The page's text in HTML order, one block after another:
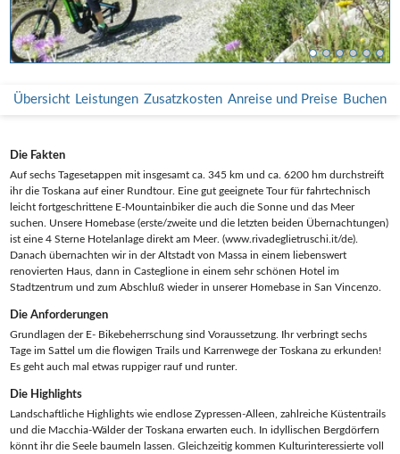
Übersicht Leistungen Zusatzkosten Anreise und Preise Buchen
Die Fakten
Auf sechs Tagesetappen mit insgesamt ca. 345 km und ca. 6200 hm durchstreift
ihr die Toskana auf einer Rundtour. Eine gut geeignete Tour für fahrtechnisch
leicht fortgeschrittene E-Mountainbiker die auch die Sonne und das Meer
suchen. Unsere Homebase (erste/zweite und die letzten beiden Übernachtungen)
ist eine 4 Sterne Hotelanlage direkt am Meer. (www.rivadeglietruschi.it/de).
Danach übernachten wir in der Altstadt von Massa in einem liebenswert
renovierten Haus, dann in Casteglione in einem sehr schönen Hotel im
Stadtzentrum und zum Abschluß wieder in unserer Homebase in San Vincenzo.
Die Anforderungen
Grundlagen der E- Bikebeherrschung sind Voraussetzung. Ihr verbringt sechs
Tage im Sattel um die flowigen Trails und Karrenwege der Toskana zu erkunden!
Es geht auch mal etwas ruppiger rauf und runter.
Die Highlights
Landschaftliche Highlights wie endlose Zypressen-Alleen, zahlreiche Küstentrails
und die Macchia-Wälder der Toskana erwarten euch. In idyllischen Bergdörfern
könnt ihr die Seele baumeln lassen. Gleichzeitig kommen Kulturinteressierte voll